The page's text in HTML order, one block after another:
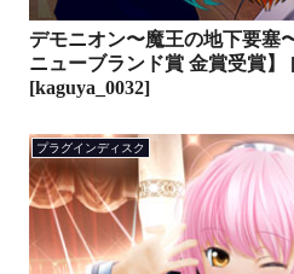
デモニオン〜魔王の地下要塞
ニューブランド賞 金賞受賞】
[kaguya_0032]
プラグインディスク